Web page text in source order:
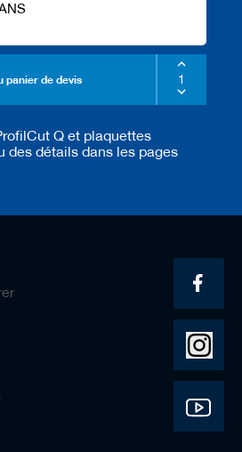
panier de devis
Q et plaquettes
des détails dans les pages